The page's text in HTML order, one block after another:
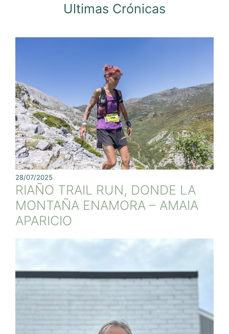
Ultimas Crónicas
28/07/2025
RIAÑO TRAIL RUN, DONDE LA
MONTAÑA ENAMORA – AMAIA
APARICIO